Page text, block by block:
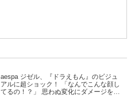
aespa ジゼル、『ドラえもん』のビジュ
アルに超ショック！ 「なんでこんな顔し
てるの！？」 思わぬ変化にダメージを受